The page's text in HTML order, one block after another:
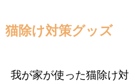
猫除け対策グッズ
我が家が使った猫除け